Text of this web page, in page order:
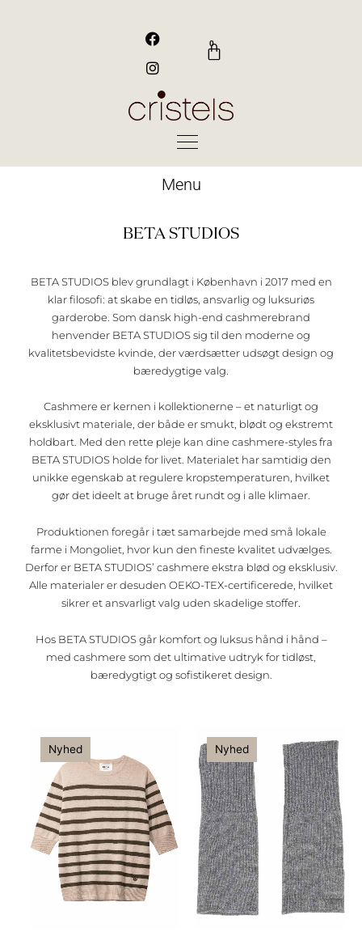
F
a
c
e
b
o
I
n
s
t
a
g
0
Kurv
Menu
BETA STUDIOS
BETA STUDIOS blev grundlagt i København i 2017 med en
klar filosofi: at skabe en tidløs, ansvarlig og luksuriøs
garderobe. Som dansk high-end cashmerebrand
henvender BETA STUDIOS sig til den moderne og
kvalitetsbevidste kvinde, der værdsætter udsøgt design og
bæredygtige valg.
Cashmere er kernen i kollektionerne – et naturligt og
eksklusivt materiale, der både er smukt, blødt og ekstremt
holdbart. Med den rette pleje kan dine cashmere-styles fra
BETA STUDIOS holde for livet. Materialet har samtidig den
unikke egenskab at regulere kropstemperaturen, hvilket
gør det ideelt at bruge året rundt og i alle klimaer.
Produktionen foregår i tæt samarbejde med små lokale
farme i Mongoliet, hvor kun den fineste kvalitet udvælges.
Derfor er BETA STUDIOS’ cashmere ekstra blød og eksklusiv.
Alle materialer er desuden OEKO-TEX-certificerede, hvilket
sikrer et ansvarligt valg uden skadelige stoffer.
Hos BETA STUDIOS går komfort og luksus hånd i hånd –
med cashmere som det ultimative udtryk for tidløst,
bæredygtigt og sofistikeret design.
Nyhed Nyhed